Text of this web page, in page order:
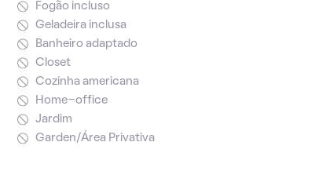
Fogão incluso
Geladeira inclusa
Banheiro adaptado
Closet
Cozinha americana
Home-office
Jardim
Garden/Área Privativa